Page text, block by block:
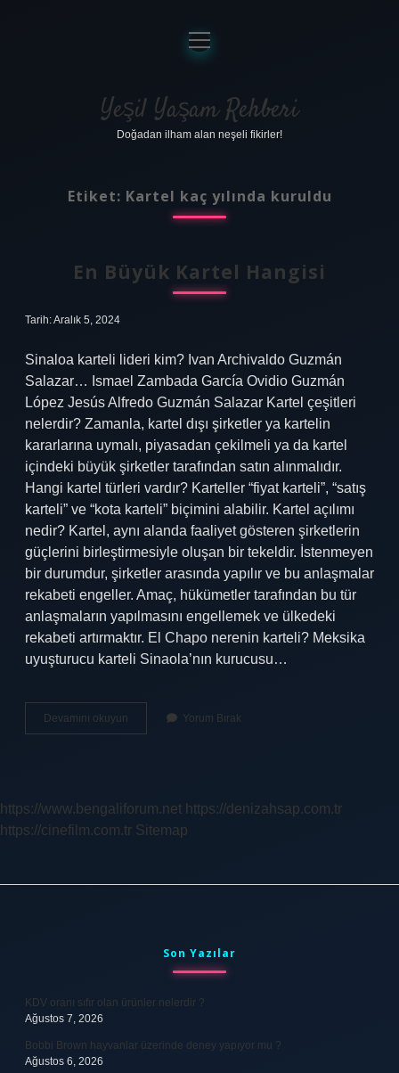
Anasayfa
Gizlilik Politikası
Yasal Uyarı
menüyü
aç
Yeşil Yaşam Rehberi
Doğadan ilham alan neşeli fikirler!
Etiket: Kartel kaç yılında kuruldu
En Büyük Kartel Hangisi
Tarih: Aralık 5, 2024
Sinaloa karteli lideri kim? Ivan Archivaldo Guzmán
Salazar… Ismael Zambada García Ovidio Guzmán
López Jesús Alfredo Guzmán Salazar Kartel çeşitleri
nelerdir? Zamanla, kartel dışı şirketler ya kartelin
kararlarına uymalı, piyasadan çekilmeli ya da kartel
içindeki büyük şirketler tarafından satın alınmalıdır.
Hangi kartel türleri vardır? Karteller “fiyat karteli”, “satış
karteli” ve “kota karteli” biçimini alabilir. Kartel açılımı
nedir? Kartel, aynı alanda faaliyet gösteren şirketlerin
güçlerini birleştirmesiyle oluşan bir tekeldir. İstenmeyen
bir durumdur, şirketler arasında yapılır ve bu anlaşmalar
rekabeti engeller. Amaç, hükümetler tarafından bu tür
anlaşmaların yapılmasını engellemek ve ülkedeki
rekabeti artırmaktır. El Chapo nerenin karteli? Meksika
uyuşturucu karteli Sinaola’nın kurucusu…
Devamını okuyun
Büyük
Yorum Bırak
https://www.bengaliforum.net https://denizahsap.com.tr
https://cinefilm.com.tr Sitemap
Son Yazılar
KDV oranı sıfır olan ürünler nelerdir ?
Ağustos 7, 2026
Bobbi Brown hayvanlar üzerinde deney yapıyor mu ?
Ağustos 6, 2026